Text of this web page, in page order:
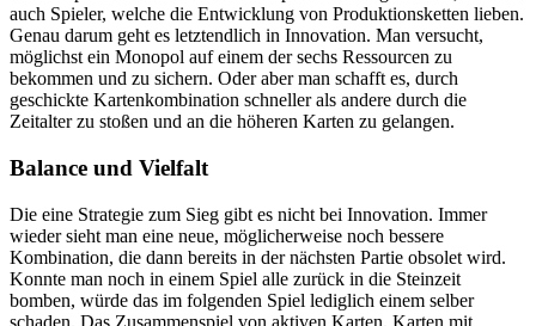
auch Spieler, welche die Entwicklung von Produktionsketten lieben.
Genau darum geht es letztendlich in Innovation. Man versucht,
möglichst ein Monopol auf einem der sechs Ressourcen zu
bekommen und zu sichern. Oder aber man schafft es, durch
geschickte Kartenkombination schneller als andere durch die
Zeitalter zu stoßen und an die höheren Karten zu gelangen.
Balance und Vielfalt
Die eine Strategie zum Sieg gibt es nicht bei Innovation. Immer
wieder sieht man eine neue, möglicherweise noch bessere
Kombination, die dann bereits in der nächsten Partie obsolet wird.
Konnte man noch in einem Spiel alle zurück in die Steinzeit
bomben, würde das im folgenden Spiel lediglich einem selber
schaden. Das Zusammenspiel von aktiven Karten, Karten mit